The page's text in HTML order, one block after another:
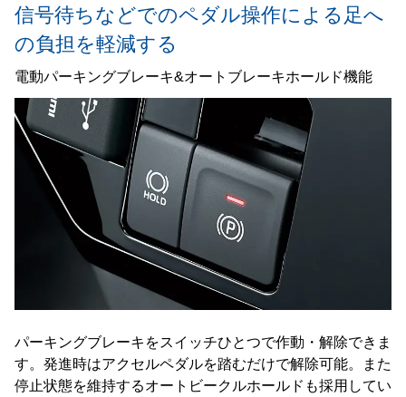
信号待ちなどでのペダル操作による 足へ
の負担を軽減する
電動パーキングブレーキ&オートブレーキホールド機能
パーキングブレーキをスイッチひとつで作動・解除できま
す。発進時はアクセルペダルを踏むだけで解除可能。また
停止状態を維持するオートビークルホールドも採用してい